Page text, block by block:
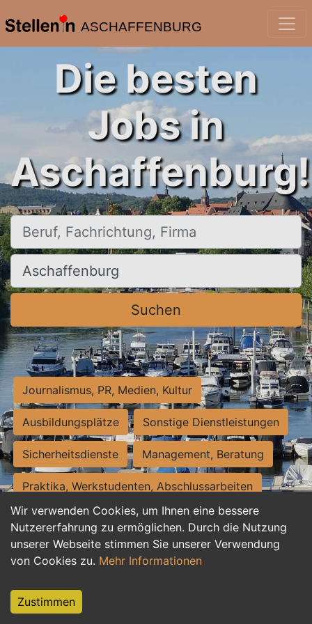
ASCHAFFENBURG
Wir verwenden Cookies, um Ihnen eine bessere
Nutzererfahrung zu ermöglichen. Durch die Nutzung
unserer Webseite stimmen Sie unserer Verwendung
von Cookies zu. Mehr Informationen
Zustimmen
Die besten
Jobs in
Aschaffenburg!
Beruf, Fachrichtung, Firma
Ort, Stadt
Suchen
Journalismus, PR, Medien, Kultur
Ausbildungsplätze Sonstige Dienstleistungen
Sicherheitsdienste Management, Beratung
Praktika, Werkstudenten, Abschlussarbeiten
Personalwesen Assistenz, Sekretariat
Hilfskräfte, Aushilfs- und Nebenjobs
Weiterbildung, Studium, duale Ausbildung